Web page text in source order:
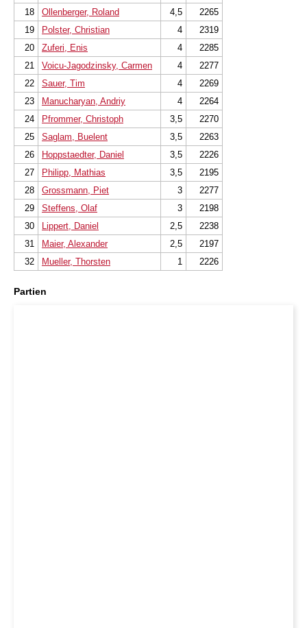
18
Ollenberger, Roland 4,5
2265
19
Polster, Christian 4
2319
20
Zuferi, Enis 4
2285
21
Voicu-Jagodzinsky, Carmen 4
2277
22
Sauer, Tim 4
2269
23
Manucharyan, Andriy 4
2264
24
Pfrommer, Christoph 3,5
2270
25
Saglam, Buelent 3,5
2263
26
Hoppstaedter, Daniel 3,5
2226
27
Philipp, Mathias 3,5
2195
28
Grossmann, Piet 3
2277
29
Steffens, Olaf 3
2198
30
Lippert, Daniel 2,5
2238
31
Maier, Alexander 2,5
2197
32
Mueller, Thorsten 1 2226
Partien